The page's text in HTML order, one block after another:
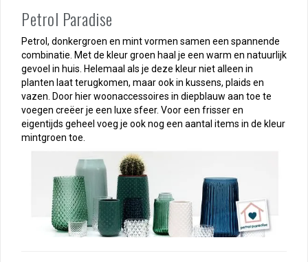
Petrol Paradise
Petrol, donkergroen en mint vormen samen een spannende
combinatie. Met de kleur groen haal je een warm en natuurlijk
gevoel in huis. Helemaal als je deze kleur niet alleen in
planten laat terugkomen, maar ook in kussens, plaids en
vazen. Door hier woonaccessoires in diepblauw aan toe te
voegen creëer je een luxe sfeer. Voor een frisser en
eigentijds geheel voeg je ook nog een aantal items in de kleur
mintgroen toe.